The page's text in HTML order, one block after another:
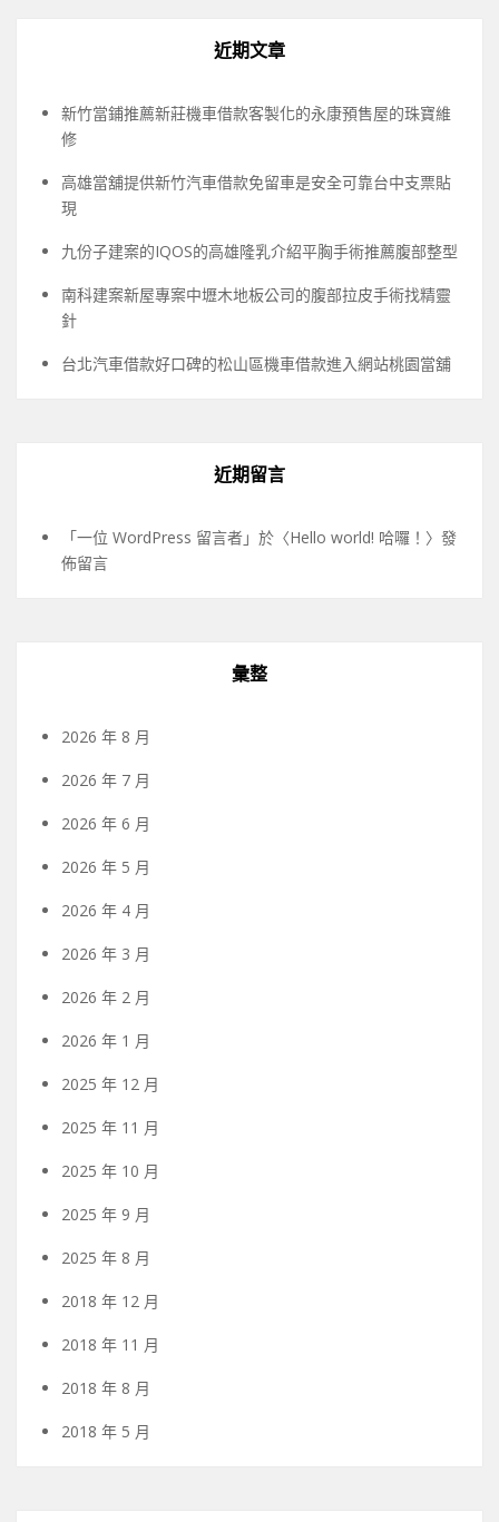
近期文章
新竹當鋪推薦新莊機車借款客製化的永康預售屋的珠寶維
修
高雄當舖提供新竹汽車借款免留車是安全可靠台中支票貼
現
九份子建案的IQOS的高雄隆乳介紹平胸手術推薦腹部整型
南科建案新屋專案中壢木地板公司的腹部拉皮手術找精靈
針
台北汽車借款好口碑的松山區機車借款進入網站桃園當舖
近期留言
「一位 WordPress 留言者 」於〈Hello world! 哈囉！ 〉發
佈留言
彙整
2026 年 8 月
2026 年 7 月
2026 年 6 月
2026 年 5 月
2026 年 4 月
2026 年 3 月
2026 年 2 月
2026 年 1 月
2025 年 12 月
2025 年 11 月
2025 年 10 月
2025 年 9 月
2025 年 8 月
2018 年 12 月
2018 年 11 月
2018 年 8 月
2018 年 5 月